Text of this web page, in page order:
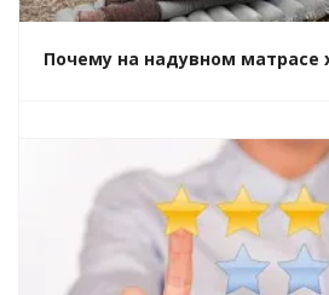
Почему на надувном матрасе